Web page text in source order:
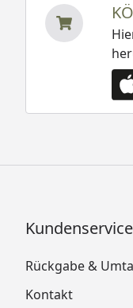
Kundenservice
Rückgabe &
Kontakt